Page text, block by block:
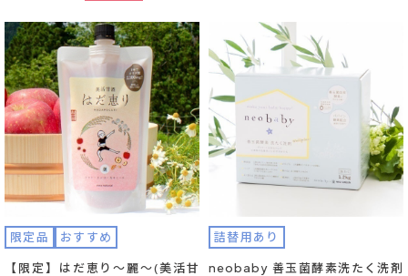
限定品 おすすめ
【限定】はだ恵り～麗～(美活甘
詰替用あり
neobaby 善玉菌酵素洗たく洗剤